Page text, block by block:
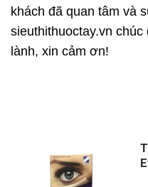
khách đã quan tâm và
sieuthithuoctay.vn
lành, xin cảm ơn!